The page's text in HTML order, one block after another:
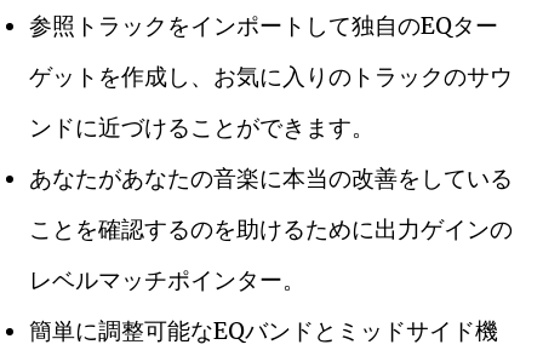
参照トラックをインポートして独自のEQター
ゲットを作成し、お気に入りのトラックのサウ
ンドに近づけることができます。
あなたがあなたの音楽に本当の改善をしている
ことを確認するのを助けるために出力ゲインの
レベルマッチポインター。
簡単に調整可能なEQバンドとミッドサイド機